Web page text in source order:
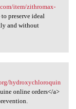
item/zithromax-
preserve ideal
and without
<a
hydroxychloroquin
online orders</a>